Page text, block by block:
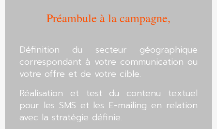
Préambule à la campagne,
Définition du secteur géographique
correspondant à votre communication ou
votre offre et de votre cible.
Réalisation et test du contenu textuel
pour les SMS et les E-mailing en relation
avec la stratégie définie.